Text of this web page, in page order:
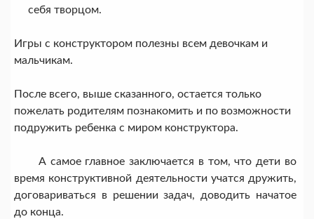
себя творцом.
Игры с конструктором полезны всем девочкам и
мальчикам.
После всего, выше сказанного, остается только
пожелать родителям познакомить и по возможности
подружить ребенка с миром конструктора.
А самое главное заключается в том, что дети во
время конструктивной деятельности учатся дружить,
договариваться в решении задач, доводить начатое
до конца.